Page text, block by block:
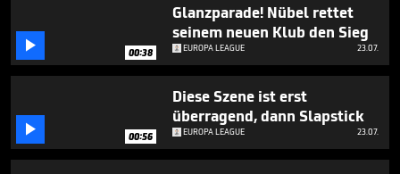
seconds
 00:38
Glanzparade! Nübel rettet
seinem neuen Klub den Sieg
EUROPA LEAGUE 23.07.
 00:56
Diese Szene ist erst
überragend, dann Slapstick
EUROPA LEAGUE 23.07.